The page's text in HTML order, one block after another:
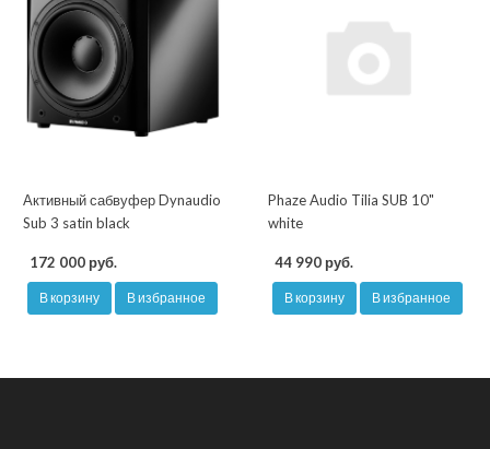
Активный сабвуфер Dynaudio
Sub 3 satin black
172 000 руб.
В корзину В избранное
Phaze Audio Tilia SUB 10"
white
44 990 руб.
В корзину В избранное